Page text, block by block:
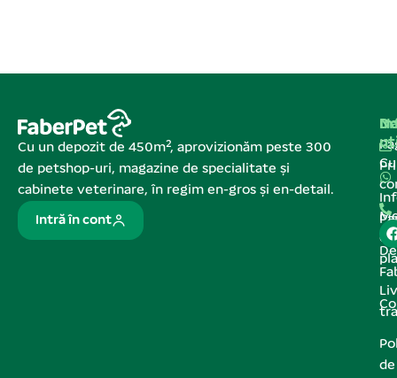
Cu un depozit de 450m², aprovizionăm peste 300
de petshop-uri, magazine de specialitate și
cabinete veterinare, în regim en-gros și en-detail.
Intră în cont
de
de